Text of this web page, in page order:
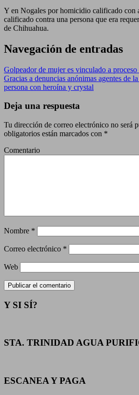
Y en Nogales por homicidio calificado con
calificado contra una persona que era
de Chihuahua.
Navegación de entradas
Golpeador de mujer es vinculado a
Gracias a denuncias anónimas agentes de
persona con heroína y crystal
Deja una respuesta
Tu dirección de correo electrónico no será
obligatorios están marcados con *
Comentario
Nombre *
Correo electrónico *
Web
Y SI SÍ?
STA. TRINIDAD AGUA
ESCANEA Y PAGA